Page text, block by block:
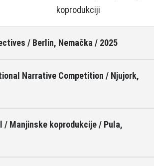
koprodukciji
/ Berlin, Nemačka / 2025
Narrative Competition / Njujork,
/ Manjinske koprodukcije / Pula,